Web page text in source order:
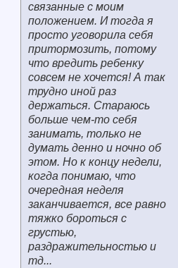
связанные с моим
положением. И тогда я
просто уговорила себя
притормозить, потому
что вредить ребенку
совсем не хочется! А так
трудно иной раз
держаться. Стараюсь
больше чем-то себя
занимать, только не
думать денно и ночно об
этом. Но к концу недели,
когда понимаю, что
очередная неделя
заканчивается, все равно
тяжко бороться с
грустью,
раздражительностью и
тд...